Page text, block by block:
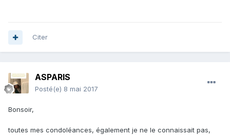
Citer
ASPARIS
Posté(e) 8 mai 2017
Bonsoir,
toutes mes condoléances, également je ne le connaissait pas,